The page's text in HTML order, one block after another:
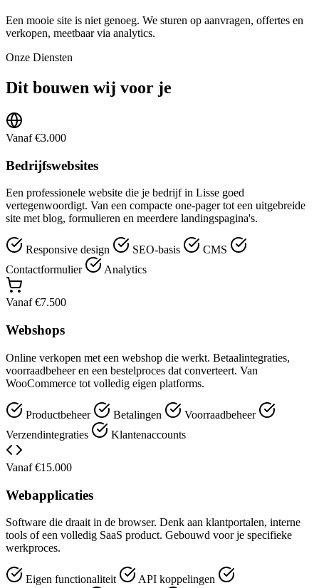
Een mooie site is niet genoeg. We sturen op aanvragen, offertes en
verkopen, meetbaar via analytics.
Onze Diensten
Dit bouwen wij voor je
Vanaf €3.000
Bedrijfswebsites
Een professionele website die je bedrijf in Lisse goed
vertegenwoordigt. Van een compacte one-pager tot een uitgebreide
site met blog, formulieren en meerdere landingspagina's.
Responsive design SEO-basis
CMS
Contactformulier
Analytics
Vanaf €7.500
Webshops
Online verkopen met een webshop die werkt. Betaalintegraties,
voorraadbeheer en een bestelproces dat converteert. Van
WooCommerce tot volledig eigen platforms.
Productbeheer Betalingen
Voorraadbeheer
Verzendintegraties
Klantenaccounts
Vanaf €15.000
Webapplicaties
Software die draait in de browser. Denk aan klantportalen, interne
tools of een volledig SaaS product. Gebouwd voor je specifieke
werkproces.
Eigen functionaliteit API koppelingen